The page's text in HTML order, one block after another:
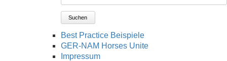
Suchen
Best Practice Beispiele
GER-NAM Horses Unite
Impressum